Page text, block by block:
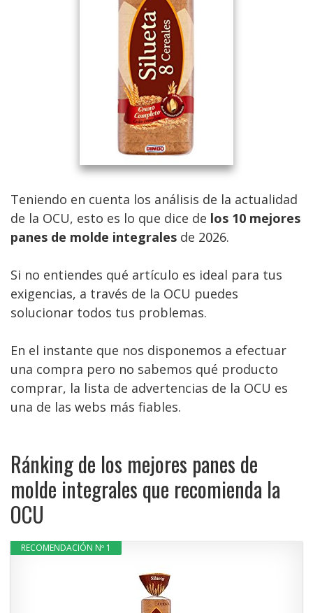
Teniendo en cuenta los análisis de la actualidad
de la OCU, esto es lo que dice de los 10 mejores
panes de molde integrales de 2026.
Si no entiendes qué artículo es ideal para tus
exigencias, a través de la OCU puedes
solucionar todos tus problemas.
En el instante que nos disponemos a efectuar
una compra pero no sabemos qué producto
comprar, la lista de advertencias de la OCU es
una de las webs más fiables.
Ránking de los mejores panes de
molde integrales que recomienda la
OCU
RECOMENDACIÓN Nº 1